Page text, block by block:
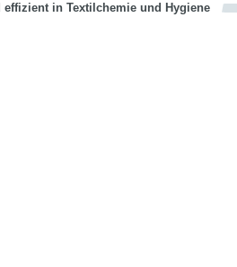
effizient in Textilchemie und Hygiene